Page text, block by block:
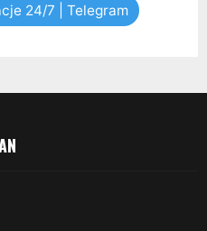
24/7 | Telegram